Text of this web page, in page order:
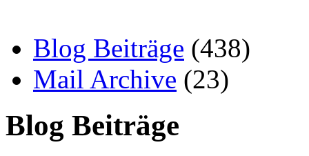
Blog Beiträge (438)
Mail Archive (23)
Blog Beiträge